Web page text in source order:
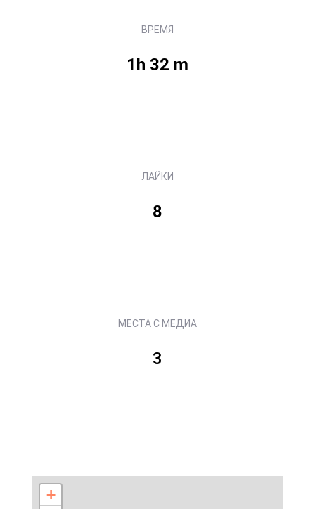
ВРЕМЯ
1h 32 m
ЛАЙКИ
8
МЕСТА С МЕДИА
3
+